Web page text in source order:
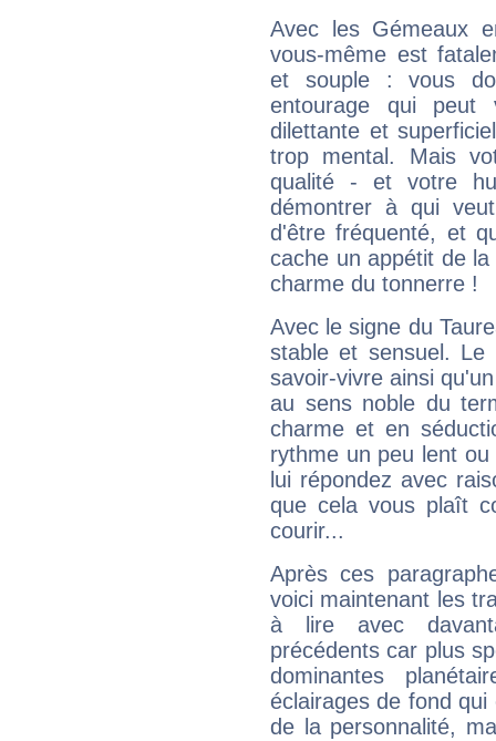
Avec les Gémeaux
vous-même est
et souple : vous
entourage qui
dilettante et
trop mental. Mais
qualité - et votre
démontrer à qui
d'être fréquenté, et
cache un appétit de
charme du tonnerre !
Avec le signe du
stable et sensuel.
savoir-vivre ainsi
au sens noble du
charme et en
rythme un peu lent
lui répondez avec
que cela vous plaît
courir...
Après ces
voici maintenant les
à lire avec
précédents car plus
dominantes
éclairages de fond
de la personnalité,